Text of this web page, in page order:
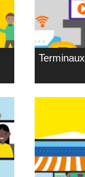
Terminaux